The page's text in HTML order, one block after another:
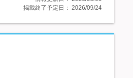
掲載終了予定日： 2026/09/24